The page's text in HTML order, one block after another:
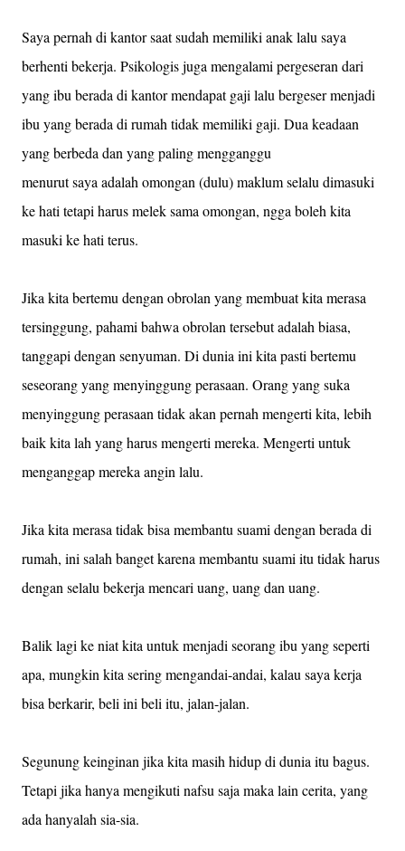
Saya pernah di kantor saat sudah memiliki anak lalu saya
berhenti bekerja. Psikologis juga mengalami pergeseran dari
yang ibu berada di kantor mendapat gaji lalu bergeser menjadi
ibu yang berada di rumah tidak memiliki gaji. Dua keadaan
yang berbeda dan yang paling mengganggu
menurut saya adalah omongan (dulu) maklum selalu dimasuki
ke hati tetapi harus melek sama omongan, ngga boleh kita
masuki ke hati terus.
Jika kita bertemu dengan obrolan yang membuat kita merasa
tersinggung, pahami bahwa obrolan tersebut adalah biasa,
tanggapi dengan senyuman. Di dunia ini kita pasti bertemu
seseorang yang menyinggung perasaan. Orang yang suka
menyinggung perasaan tidak akan pernah mengerti kita, lebih
baik kita lah yang harus mengerti mereka. Mengerti untuk
menganggap mereka angin lalu.
Jika kita merasa tidak bisa membantu suami dengan berada di
rumah, ini salah banget karena membantu suami itu tidak harus
dengan selalu bekerja mencari uang, uang dan uang.
Balik lagi ke niat kita untuk menjadi seorang ibu yang seperti
apa, mungkin kita sering mengandai-andai, kalau saya kerja
bisa berkarir, beli ini beli itu, jalan-jalan.
Segunung keinginan jika kita masih hidup di dunia itu bagus.
Tetapi jika hanya mengikuti nafsu saja maka lain cerita, yang
ada hanyalah sia-sia.